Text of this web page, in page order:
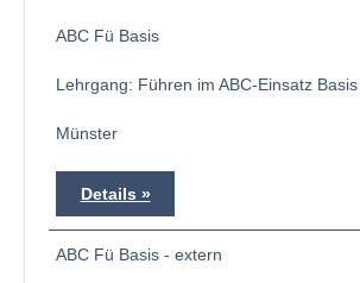
ABC Fü Basis
Lehrgang: Führen im ABC-Einsatz Basis
Münster
Details
ABC Fü Basis - extern